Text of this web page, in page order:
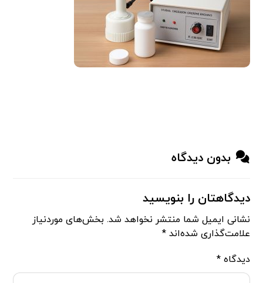
بدون دیدگاه
دیدگاهتان را بنویسید
نشانی ایمیل شما منتشر نخواهد شد. بخش‌های موردنیاز
علامت‌گذاری شده‌اند*
دیدگاه*